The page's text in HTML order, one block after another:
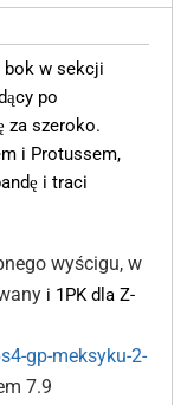
bok w sekcji
po
za szeroko.
i Protussem,
i traci
wyścigu, w
i 1PK dla Z-
gp-meksyku-2-
7.9